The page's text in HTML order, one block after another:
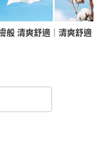
般 清爽舒適｜清爽舒適